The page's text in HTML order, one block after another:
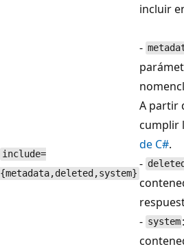
include=
{metadata,deleted,system}
incluir
-
A partir
cumplir
de C#.
- deleted
- system